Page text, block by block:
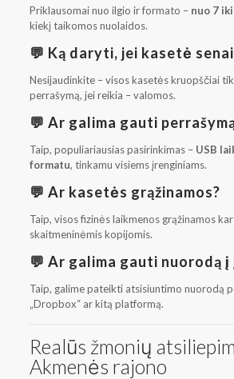
Priklausomai nuo ilgio ir formato – nuo 7
kiekį taikomos nuolaidos.
💬 Ką daryti, jei kasetė
Nesijaudinkite – visos kasetės kruopščiai
perrašymą, jei reikia – valomos.
💬 Ar galima gauti
Taip, populiariausias pasirinkimas – USB
formatu, tinkamu visiems įrenginiams.
💬 Ar kasetės grąžinamos?
Taip, visos fizinės laikmenos grąžinamos
skaitmeninėmis kopijomis.
💬 Ar galima gauti nuorodą į
Taip, galime pateikti atsisiuntimo nuorodą
„Dropbox“ ar kitą platformą.
Realūs žmonių
Akmenės rajono